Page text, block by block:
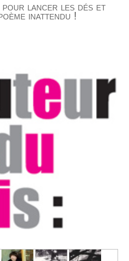
lancer les dés et
inattendu !